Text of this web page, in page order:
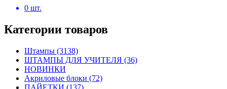
0 шт.
Категории товаров
Штампы (3138)
ШТАМПЫ ДЛЯ УЧИТЕЛЯ (36)
НОВИНКИ
Акриловые блоки (72)
ПАЙЕТКИ (137)